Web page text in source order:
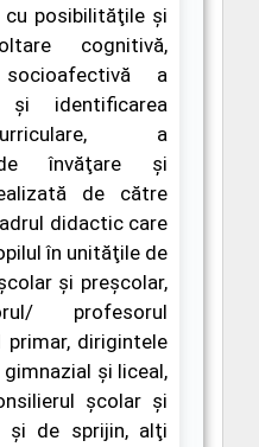
posibilităţile şi
cognitivă,
a
şi identificarea
a
de învăţare şi
de către
didactic care
în unităţile de
şi preşcolar,
profesorul
primar, dirigintele
şi liceal,
şcolar şi
şi de sprijin, alţi